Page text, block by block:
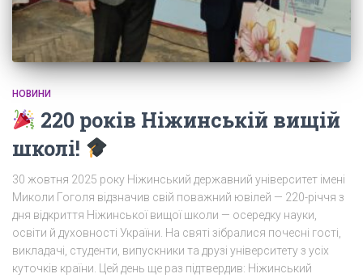
НОВИНИ
220 років Ніжинській вищій
школі!
30 жовтня 2025 року Ніжинський державний університет імені
Миколи Гоголя відзначив свій поважний ювілей — 220-річчя з
дня відкриття Ніжинської вищої школи — осередку науки,
освіти й духовності України. На святі зібралися почесні гості,
викладачі, студенти, випускники та друзі університету з усіх
куточків країни. Цей день ще раз підтвердив: Ніжинський